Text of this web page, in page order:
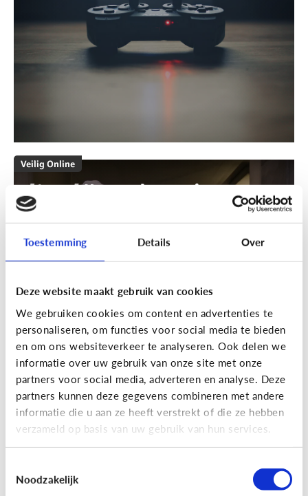
Toestemming Details Over
Deze website maakt gebruik van cookies
We gebruiken cookies om content en advertenties te
personaliseren, om functies voor social media te bieden
en om ons websiteverkeer te analyseren. Ook delen we
informatie over uw gebruik van onze site met onze
partners voor social media, adverteren en analyse. Deze
partners kunnen deze gegevens combineren met andere
informatie die u aan ze heeft verstrekt of die ze hebben
verzameld op basis van uw gebruik van hun services.
Noodzakelijk
Veilig Online
[Actua]Hoe snel geven jongeren
hun bankkaart in ruil voor geld?
En wat zijn 'geldezels'?
[Hoe werkt het?]Locatiegegevens
delen via de smartphone